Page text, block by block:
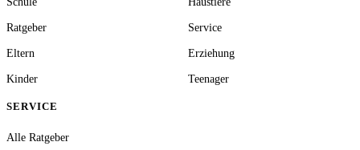
Ratgeber Service
Eltern Erziehung
Kinder Teenager
SERVICE
Alle Ratgeber